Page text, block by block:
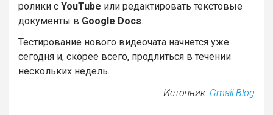
ролики с YouTube или редактировать текстовые
документы в Google Docs.
Тестирование нового видеочата начнется уже
сегодня и, скорее всего, продлиться в течении
нескольких недель.
Источник: Gmail Blog